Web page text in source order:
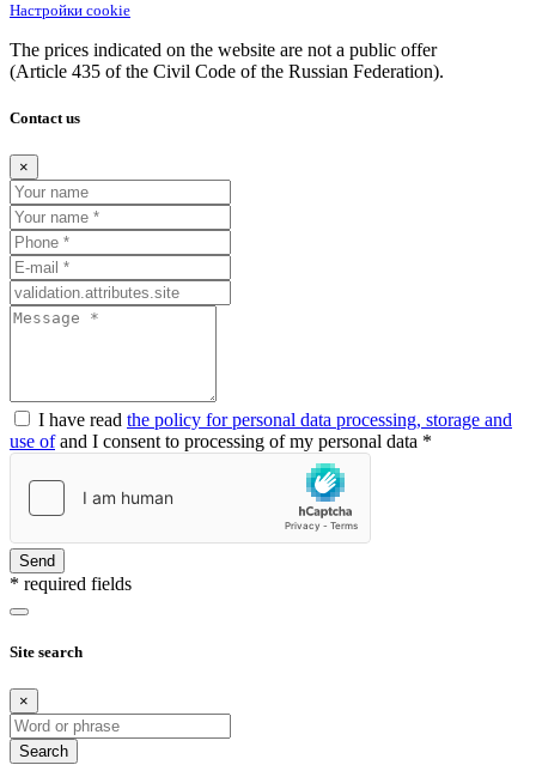
Настройки cookie
The prices indicated on the website are not a public offer
(Article 435 of the Civil Code of the Russian Federation).
Contact us
×
I have read the policy for personal data processing, storage and
use ofand I consent to processing of my personal data *
Send
* required fields
Site search
×
Search